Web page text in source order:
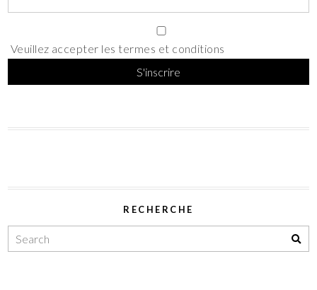
Veuillez accepter les termes et conditions
RECHERCHE